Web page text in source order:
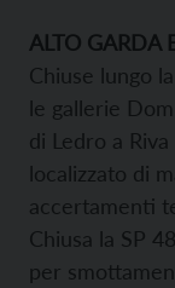
ALTO GARDA
Chiuse lungo
le gallerie
di Ledro a
localizzato di
accertamenti
Chiusa la SP
per